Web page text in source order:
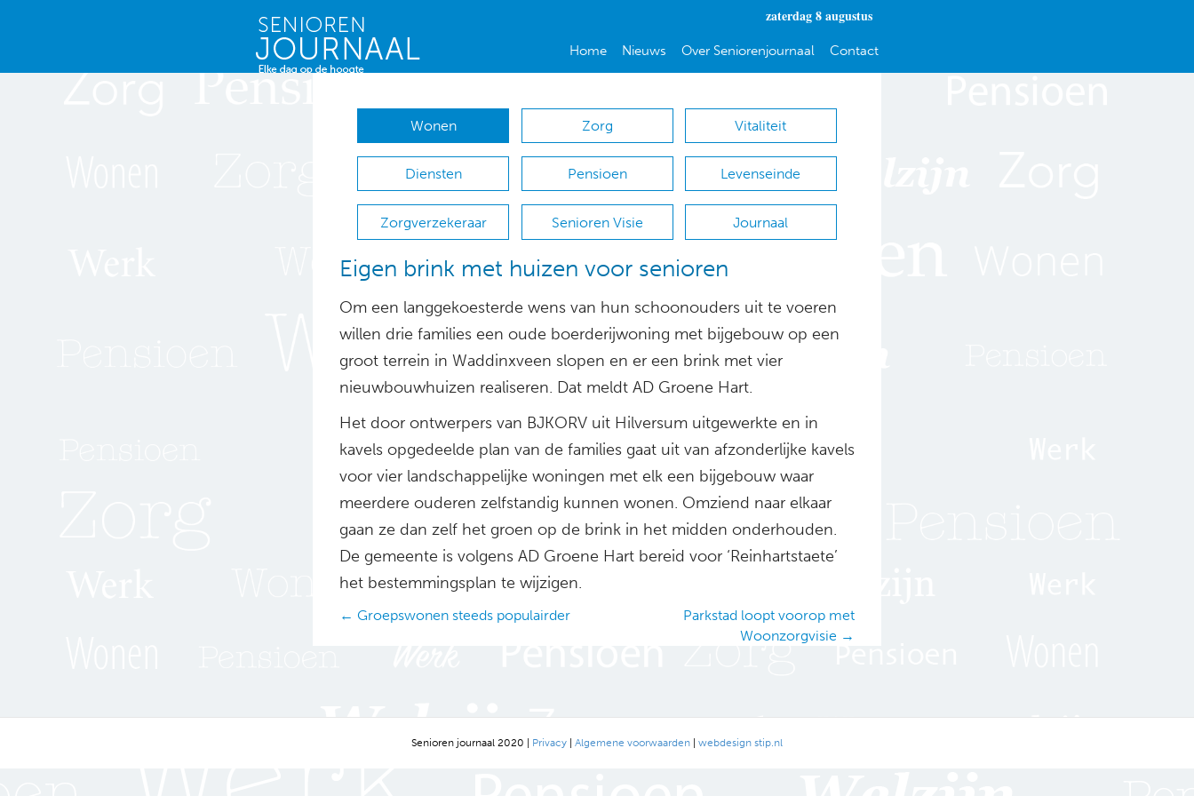
zaterdag 8 augustus
Home Nieuws Over Seniorenjournaal Contact
Wonen Zorg Vitaliteit
Diensten Pensioen Levenseinde
Zorgverzekeraar Senioren Visie Journaal
Eigen brink met huizen voor senioren
Om een langgekoesterde wens van hun schoonouders uit te voeren
willen drie families een oude boerderijwoning met bijgebouw op een
groot terrein in Waddinxveen slopen en er een brink met vier
nieuwbouwhuizen realiseren. Dat meldt AD Groene Hart.
Het door ontwerpers van BJKORV uit Hilversum uitgewerkte en in
kavels opgedeelde plan van de families gaat uit van afzonderlijke kavels
voor vier landschappelijke woningen met elk een bijgebouw waar
meerdere ouderen zelfstandig kunnen wonen. Omziend naar elkaar
gaan ze dan zelf het groen op de brink in het midden onderhouden.
De gemeente is volgens AD Groene Hart bereid voor ‘Reinhartstaete’
het bestemmingsplan te wijzigen.
Posts
← Groepswonen steeds populairder
Parkstad loopt voorop met
Woonzorgvisie →
Senioren journaal 2020 | Privacy | Algemene voorwaarden | webdesign stip.nl